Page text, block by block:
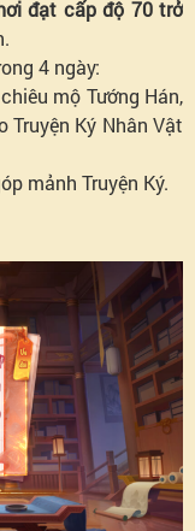
đạt cấp độ 70 trở
4 ngày:
mộ Tướng Hán,
Truyện Ký Nhân Vật
mảnh Truyện Ký.